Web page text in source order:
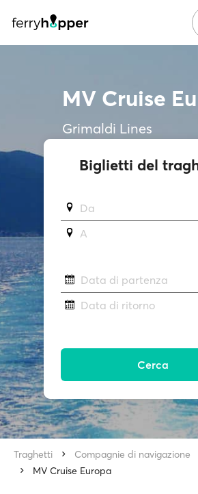
MV Cruise
Grimaldi Lines
Biglietti del
Da
A
Data di partenza
Data di ritorno
Cerca
Traghetti Compagnie di navigazione
MV Cruise Europa